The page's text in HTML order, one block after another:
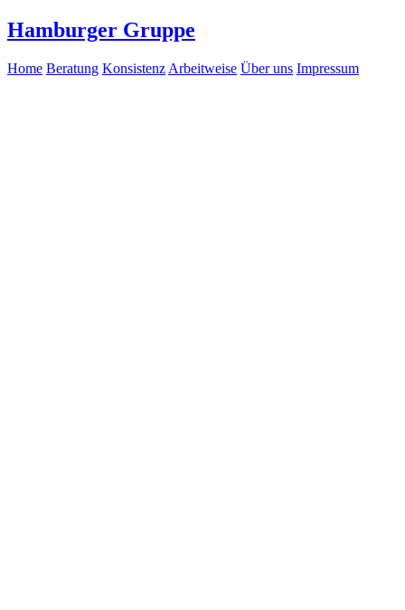
Hamburger Gruppe
Home Beratung Konsistenz Arbeitweise Über uns Impressum